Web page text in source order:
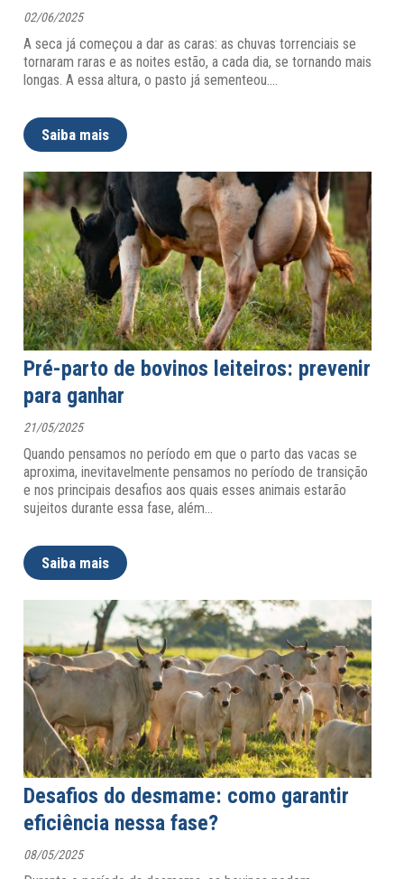
02/06/2025
A seca já começou a dar as caras: as chuvas torrenciais se
tornaram raras e as noites estão, a cada dia, se tornando mais
longas. A essa altura, o pasto já sementeou.…
Saiba mais
Pré-parto de bovinos leiteiros: prevenir
para ganhar
21/05/2025
Quando pensamos no período em que o parto das vacas se
aproxima, inevitavelmente pensamos no período de transição
e nos principais desafios aos quais esses animais estarão
sujeitos durante essa fase, além
Saiba mais
Desafios do desmame: como garantir
eficiência nessa fase?
08/05/2025